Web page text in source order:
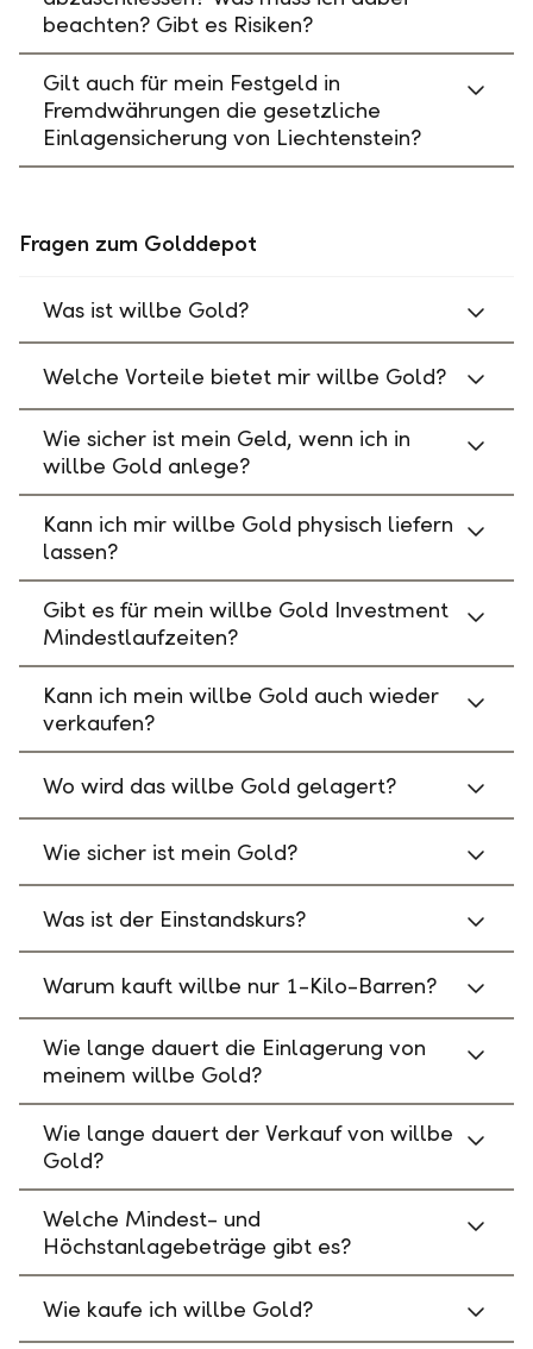
beachten? Gibt es Risiken?
Gilt auch für mein Festgeld in
Fremdwährungen die gesetzliche
Einlagensicherung von Liechtenstein?
Fragen zum Golddepot
Was ist willbe Gold?
Welche Vorteile bietet mir willbe Gold?
Wie sicher ist mein Geld, wenn ich in
willbe Gold anlege?
Kann ich mir willbe Gold physisch liefern
lassen?
Gibt es für mein willbe Gold Investment
Mindestlaufzeiten?
Kann ich mein willbe Gold auch wieder
verkaufen?
Wo wird das willbe Gold gelagert?
Wie sicher ist mein Gold?
Was ist der Einstandskurs?
Warum kauft willbe nur 1-Kilo-Barren?
Wie lange dauert die Einlagerung von
meinem willbe Gold?
Wie lange dauert der Verkauf von willbe
Gold?
Welche Mindest- und
Höchstanlagebeträge gibt es?
Wie kaufe ich willbe Gold?